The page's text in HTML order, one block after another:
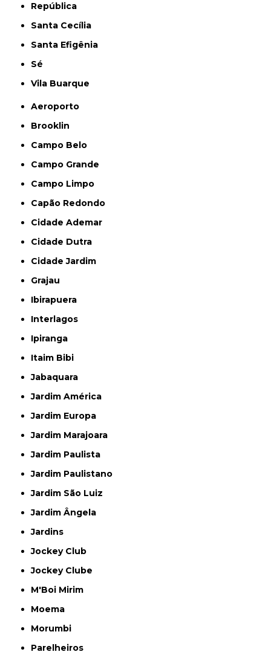
República
Santa Cecília
Santa Efigênia
Sé
Vila Buarque
Aeroporto
Brooklin
Campo Belo
Campo Grande
Campo Limpo
Capão Redondo
Cidade Ademar
Cidade Dutra
Cidade Jardim
Grajau
Ibirapuera
Interlagos
Ipiranga
Itaim Bibi
Jabaquara
Jardim América
Jardim Europa
Jardim Marajoara
Jardim Paulista
Jardim Paulistano
Jardim São Luiz
Jardim Ângela
Jardins
Jockey Club
Jockey Clube
M'Boi Mirim
Moema
Morumbi
Parelheiros